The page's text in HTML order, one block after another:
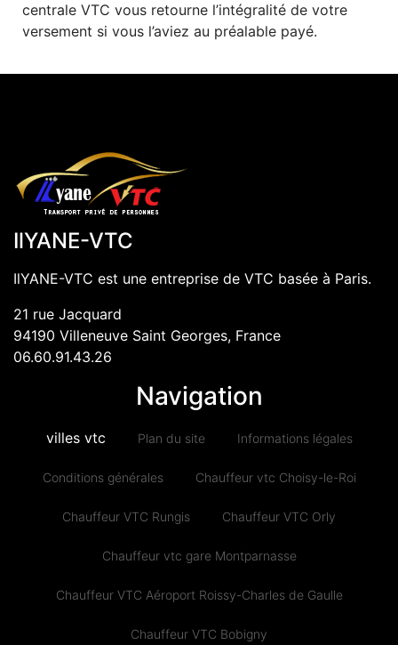
centrale VTC vous retourne l’intégralité de votre
versement si vous l’aviez au préalable payé.
IlYANE-VTC
IlYANE-VTC est une entreprise de VTC basée à Paris.
21 rue Jacquard
94190 Villeneuve Saint Georges, France
06.60.91.43.26
Navigation
villes vtc Plan du site Informations légales
Conditions générales Chauffeur vtc Choisy-le-Roi
Chauffeur VTC Rungis Chauffeur VTC Orly
Chauffeur vtc gare Montparnasse
Chauffeur VTC Aéroport Roissy-Charles de Gaulle
Chauffeur VTC Bobigny